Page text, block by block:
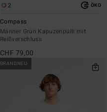
2 ÖKO
Compass
Männer Grün Kapuzenpulli mit
Reißverschluss
CHF 79,00
BRANDNEU